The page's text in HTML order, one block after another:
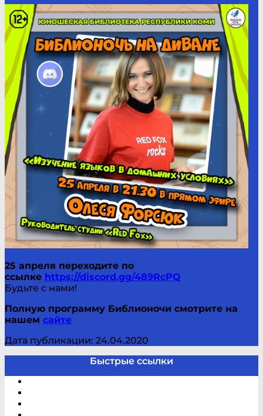
25 апреля переходите по
ссылке https://discord.gg/489RcPQ
Будьте с нами!
Полную программу Библионочи смотрите на
нашем сайте
Дата публикации: 24.04.2020
Быстрые ссылки